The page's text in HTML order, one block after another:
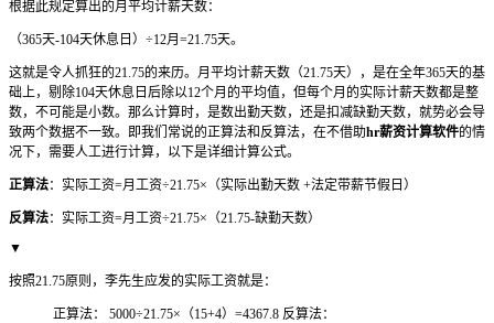
根据此规定算出的月平均计薪天数：
（365天-104天休息日）÷12月=21.75天。
这就是令人抓狂的21.75的来历。月平均计薪天数（21.75天），是在全年365天的基
础上，剔除104天休息日后除以12个月的平均值，但每个月的实际计薪天数都是整
数，不可能是小数。那么计算时，是数出勤天数，还是扣减缺勤天数，就势必会导
致两个数据不一致。即我们常说的正算法和反算法，在不借助hr薪资计算软件的情
况下，需要人工进行计算，以下是详细计算公式。
正算法：实际工资=月工资÷21.75×（实际出勤天数 +法定带薪节假日）
反算法：实际工资=月工资÷21.75×（21.75-缺勤天数）
▼
按照21.75原则，李先生应发的实际工资就是：
正算法： 5000÷21.75×（15+4）=4367.8 反算法：